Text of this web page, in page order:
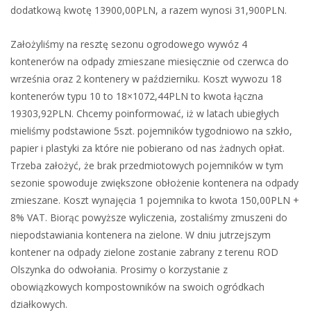
dodatkową kwotę 13900,00PLN, a razem wynosi 31,900PLN.
Założyliśmy na resztę sezonu ogrodowego wywóz 4
kontenerów na odpady zmieszane miesięcznie od czerwca do
września oraz 2 kontenery w październiku. Koszt wywozu 18
kontenerów typu 10 to 18×1072,44PLN to kwota łączna
19303,92PLN. Chcemy poinformować, iż w latach ubiegłych
mieliśmy podstawione 5szt. pojemników tygodniowo na szkło,
papier i plastyki za które nie pobierano od nas żadnych opłat.
Trzeba założyć, że brak przedmiotowych pojemników w tym
sezonie spowoduje zwiększone obłożenie kontenera na odpady
zmieszane. Koszt wynajęcia 1 pojemnika to kwota 150,00PLN +
8% VAT. Biorąc powyższe wyliczenia, zostaliśmy zmuszeni do
niepodstawiania kontenera na zielone. W dniu jutrzejszym
kontener na odpady zielone zostanie zabrany z terenu ROD
Olszynka do odwołania. Prosimy o korzystanie z
obowiązkowych kompostowników na swoich ogródkach
działkowych.